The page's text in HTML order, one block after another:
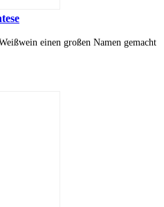
einen großen Namen gemacht